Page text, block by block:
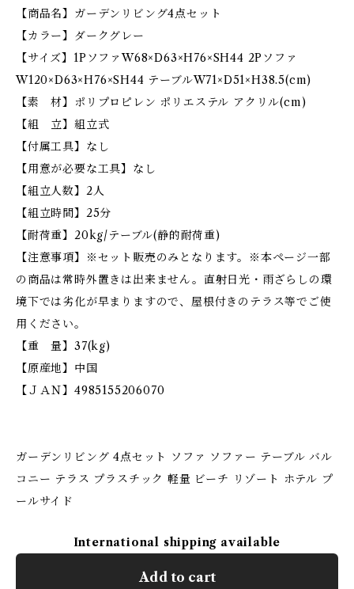
【商品名】ガーデンリビング4点セット
【カラー】ダークグレー
【サイズ】1PソファW68×D63×H76×SH44 2Pソファ
W120×D63×H76×SH44 テーブルW71×D51×H38.5(cm)
【素 材】ポリプロピレン ポリエステル アクリル(cm)
【組 立】組立式
【付属工具】なし
【用意が必要な工具】なし
【組立人数】2人
【組立時間】25分
【耐荷重】20kg/テーブル(静的耐荷重)
【注意事項】※セット販売のみとなります。※本ページ一部
の商品は常時外置きは出来ません。直射日光・雨ざらしの環
境下では劣化が早まりますので、屋根付きのテラス等でご使
用ください。
【重 量】37(kg)
【原産地】中国
【ＪＡＮ】4985155206070
ガーデンリビング 4点セット ソファ ソファー テーブル バル
コニー テラス プラスチック 軽量 ビーチ リゾート ホテル プ
ールサイド
International shipping available
Add to cart